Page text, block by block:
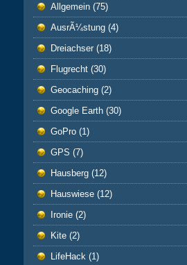
Allgemein(75)
AusrÃ¼stung(4)
Dreiachser(18)
Flugrecht(30)
Geocaching(2)
Google Earth(30)
GoPro(1)
GPS (7)
Hausberg(12)
Hauswiese(12)
Ironie(2)
Kite(2)
LifeHack (1)